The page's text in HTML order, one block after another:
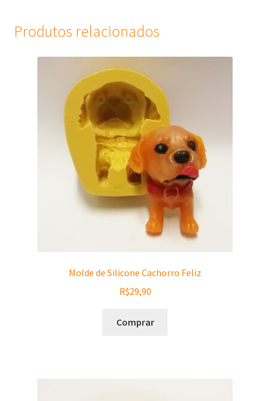
Produtos relacionados
Molde de Silicone Cachorro Feliz
R$29,90
Comprar